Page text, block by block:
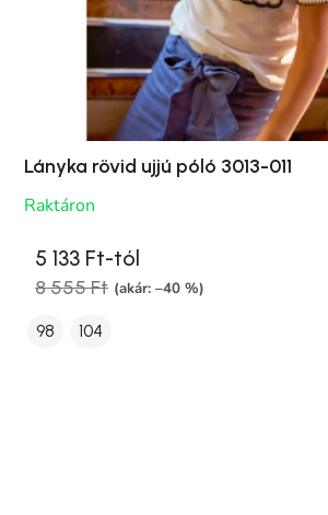
Lányka rövid ujjú póló 3013-011
Raktáron
5 133 Ft-tól
8 555 Ft (akár: –40 %)
98 104